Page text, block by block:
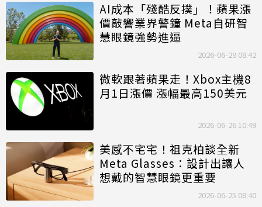
AI成本「殘酷反撲」！蘋果漲
價敲響業界警鐘 Meta自研智
慧眼鏡強勢進逼
2026-06-29 08:42
微軟跟著蘋果走！Xbox主機8
月1日漲價 漲幅最高150美元
2026-06-26 10:49
美感不宅宅！祖克柏談全新
Meta Glasses：設計出讓人
想戴的智慧眼鏡更重要
2026-06-25 08:40